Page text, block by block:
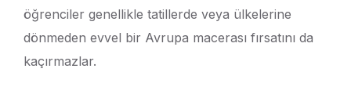
öğrenciler genellikle tatillerde veya ülkelerine
dönmeden evvel bir Avrupa macerası fırsatını da
kaçırmazlar.